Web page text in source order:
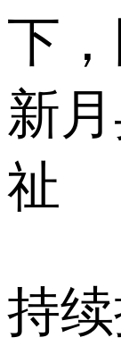
下
新
祉
持